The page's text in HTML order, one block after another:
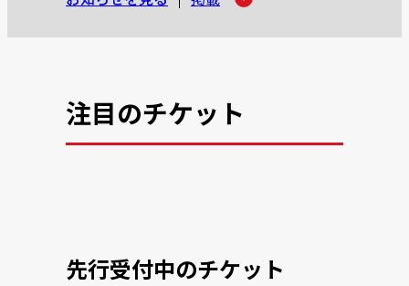
注目のチケット
先行受付中のチケット